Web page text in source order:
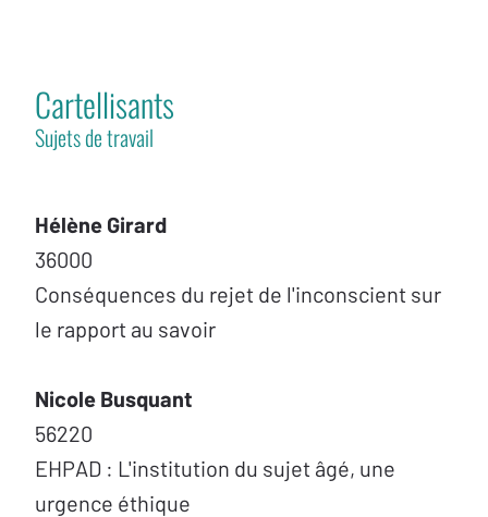
Cartellisants
Sujets de travail
Hélène Girard
36000
Conséquences du rejet de l'inconscient sur
le rapport au savoir
Nicole Busquant
56220
EHPAD : L'institution du sujet âgé, une
urgence éthique